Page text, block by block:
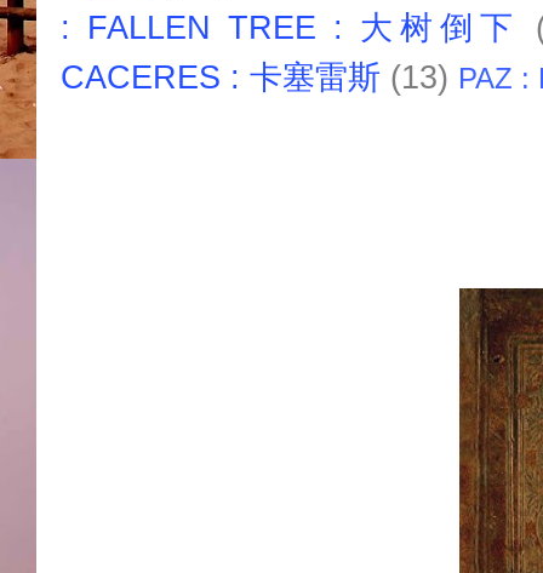
: FALLEN TREE : 大树倒下
CACERES : 卡塞雷斯 (13) PAZ :